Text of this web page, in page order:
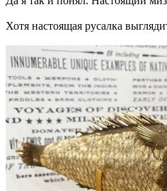
Хотя настоящая русалка